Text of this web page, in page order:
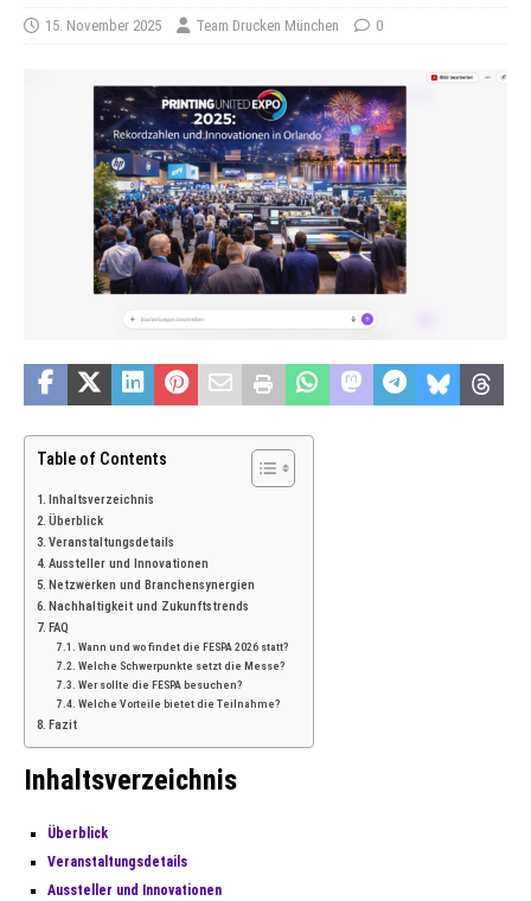
15. November 2025 Team Drucken München 0
Table of Contents
Inhaltsverzeichnis
Überblick
Veranstaltungsdetails
Aussteller und Innovationen
Netzwerken und Branchensynergien
Nachhaltigkeit und Zukunftstrends
FAQ
Wann und wo findet die FESPA 2026 statt?
Welche Schwerpunkte setzt die Messe?
Wer sollte die FESPA besuchen?
Welche Vorteile bietet die Teilnahme?
Fazit
Inhaltsverzeichnis
Überblick
Veranstaltungsdetails
Aussteller und Innovationen